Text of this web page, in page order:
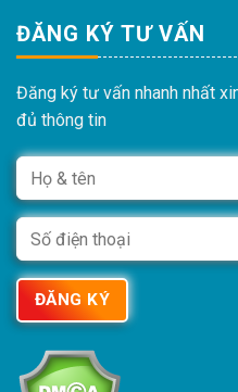
ĐĂNG KÝ TƯ VẤN
Đăng ký tư vấn nhanh nhất
đủ thông tin